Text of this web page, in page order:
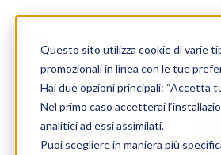
Questo sito utilizza cookie di varie
promozionali in linea con le tue
Hai due opzioni principali: “Accetta
Nel primo caso accetterai
analitici ad essi assimilati.
Puoi scegliere in maniera più
Home» Enciclopedia » Patologie
sintomi e rimedi per l’infiammazione